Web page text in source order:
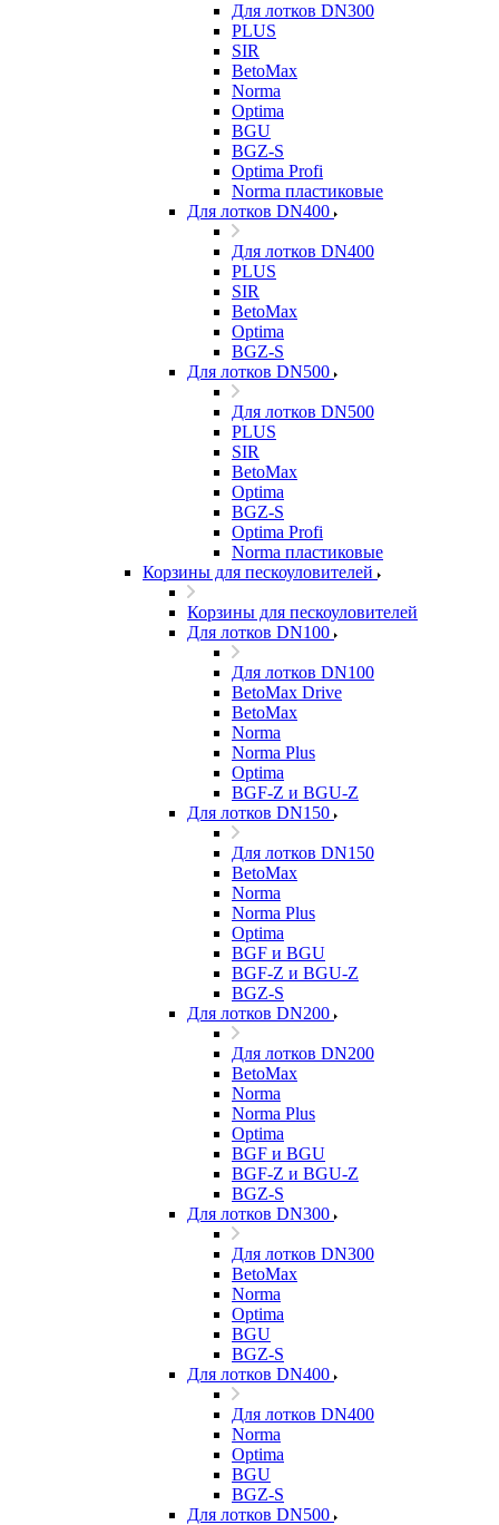
Для лотков DN300
PLUS
SIR
BetoMax
Norma
Optima
BGU
BGZ-S
Optima Profi
Norma пластиковые
Для лотков DN400
Для лотков DN400
PLUS
SIR
BetoMax
Optima
BGZ-S
Для лотков DN500
Для лотков DN500
PLUS
SIR
BetoMax
Optima
BGZ-S
Optima Profi
Norma пластиковые
Корзины для пескоуловителей
Корзины для пескоуловителей
Для лотков DN100
Для лотков DN100
BetoMax Drive
BetoMax
Norma
Norma Plus
Optima
BGF-Z и BGU-Z
Для лотков DN150
Для лотков DN150
BetoMax
Norma
Norma Plus
Optima
BGF и BGU
BGF-Z и BGU-Z
BGZ-S
Для лотков DN200
Для лотков DN200
BetoMax
Norma
Norma Plus
Optima
BGF и BGU
BGF-Z и BGU-Z
BGZ-S
Для лотков DN300
Для лотков DN300
BetoMax
Norma
Optima
BGU
BGZ-S
Для лотков DN400
Для лотков DN400
Norma
Optima
BGU
BGZ-S
Для лотков DN500